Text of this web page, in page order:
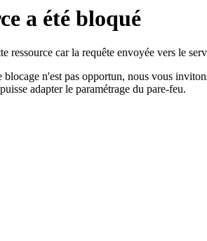
a été bloqué
car la requête envoyée vers le
n'est pas opportun, nous vous
adapter le paramétrage du pare-feu.